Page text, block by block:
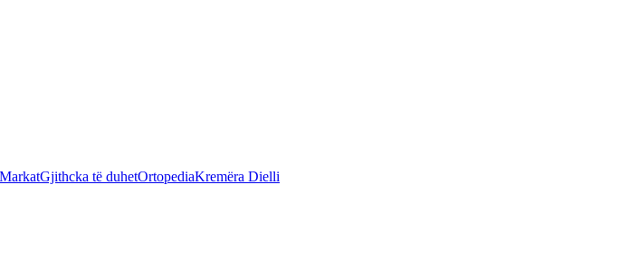
MarkatGjithcka të duhetOrtopediaKremëra Dielli